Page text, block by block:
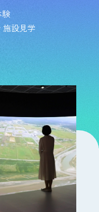
施設見学